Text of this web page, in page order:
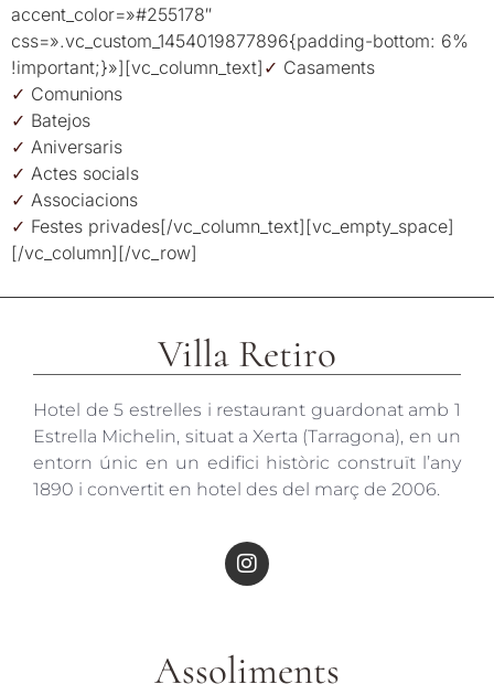
accent_color=»#255178″
css=».vc_custom_1454019877896{padding-bottom: 6%
!important;}»][vc_column_text] ✓ Casaments
✓ Comunions
✓ Batejos
✓ Aniversaris
✓ Actes socials
✓ Associacions
✓ Festes privades[/vc_column_text][vc_empty_space]
[/vc_column][/vc_row]
Villa Retiro
Hotel de 5 estrelles i restaurant guardonat amb 1
Estrella Michelin, situat a Xerta (Tarragona), en un
entorn únic en un edifici històric construït l’any
1890 i convertit en hotel des del març de 2006.
Assoliments